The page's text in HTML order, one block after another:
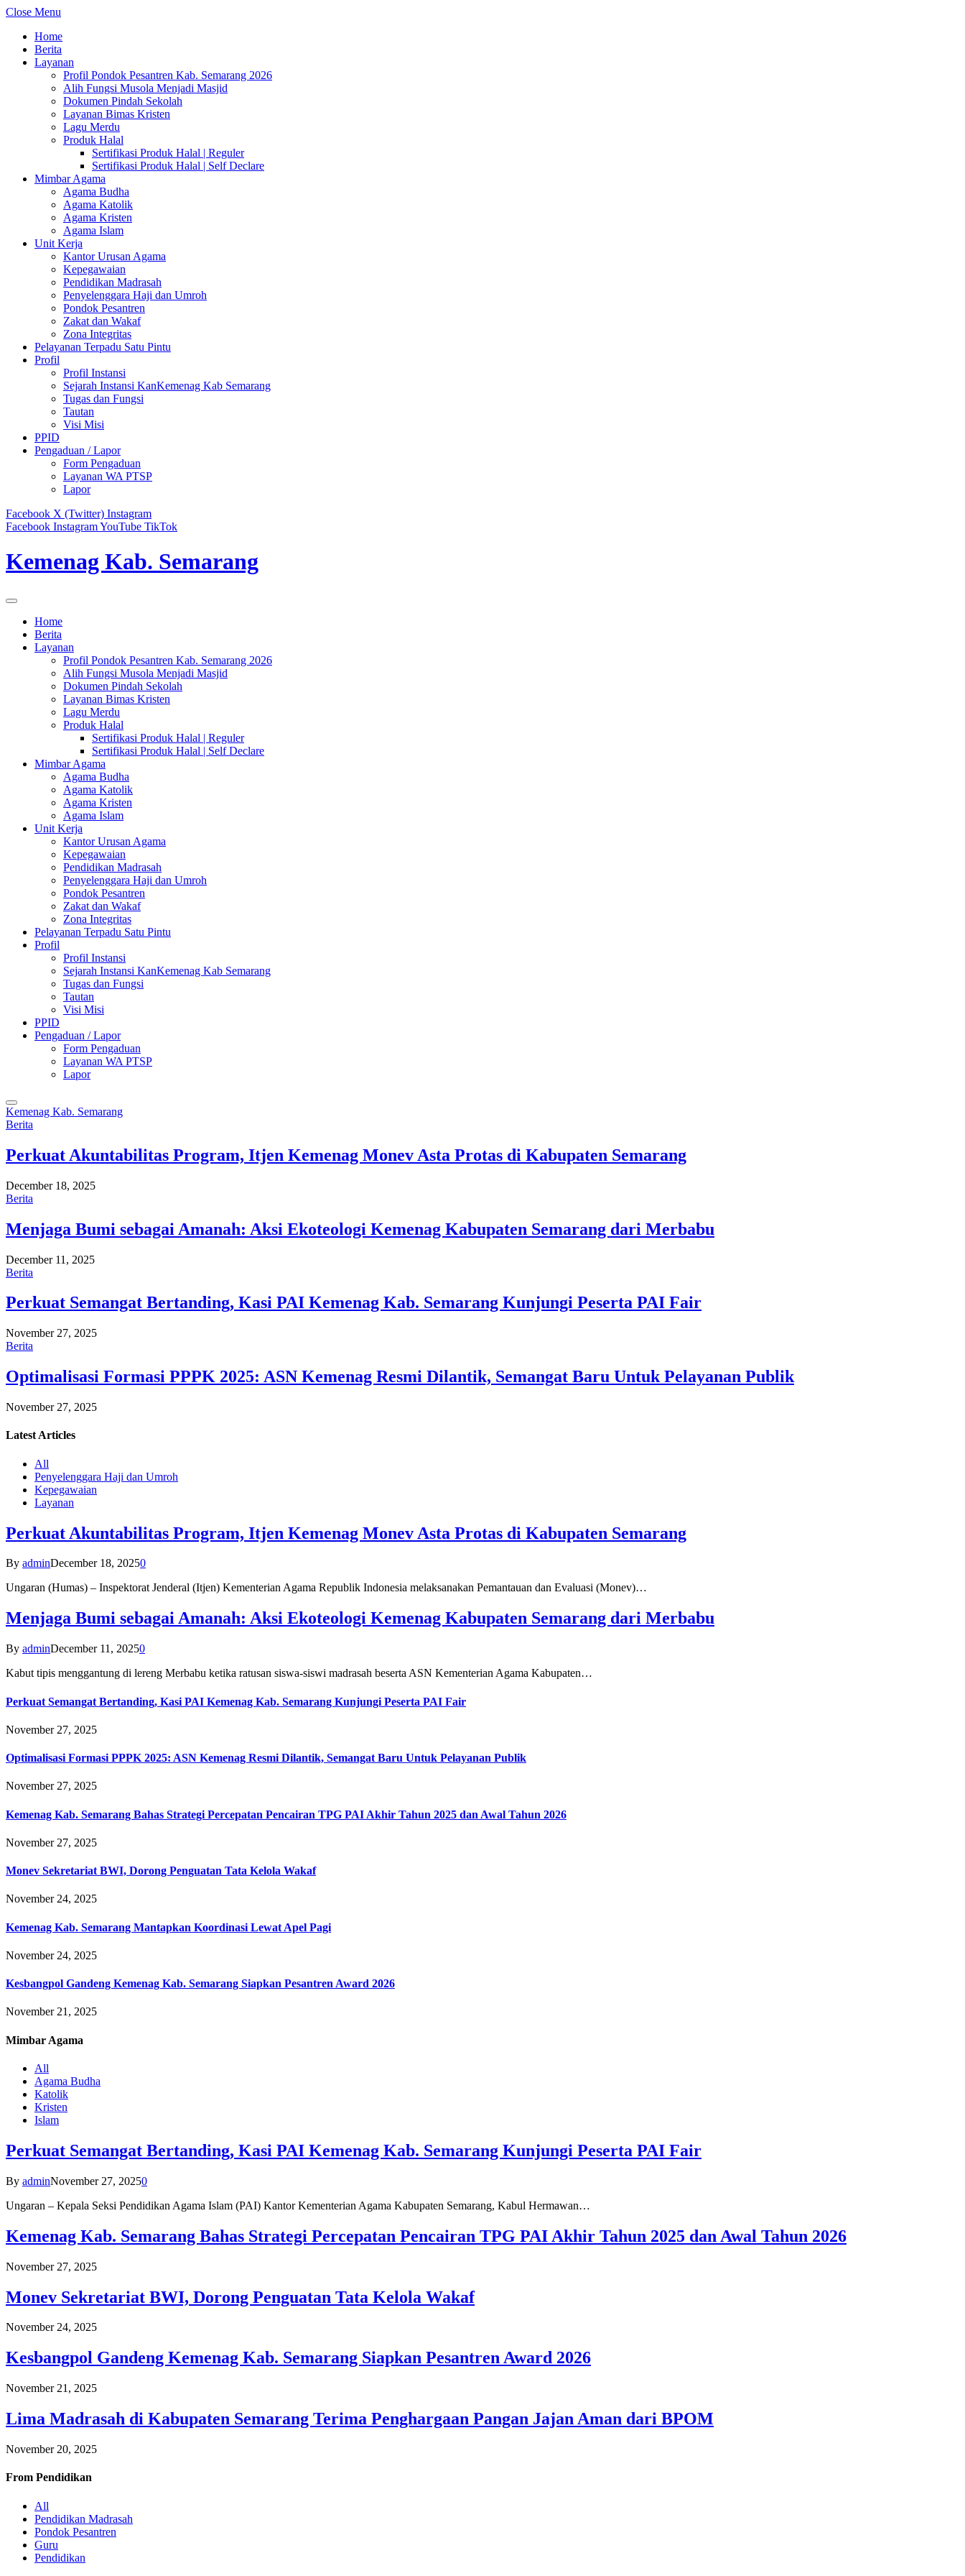
Close Menu
Home
Berita
Layanan
Profil Pondok Pesantren Kab. Semarang 2026
Alih Fungsi Musola Menjadi Masjid
Dokumen Pindah Sekolah
Layanan Bimas Kristen
Lagu Merdu
Produk Halal
Sertifikasi Produk Halal | Reguler
Sertifikasi Produk Halal | Self Declare
Mimbar Agama
Agama Budha
Agama Katolik
Agama Kristen
Agama Islam
Unit Kerja
Kantor Urusan Agama
Kepegawaian
Pendidikan Madrasah
Penyelenggara Haji dan Umroh
Pondok Pesantren
Zakat dan Wakaf
Zona Integritas
Pelayanan Terpadu Satu Pintu
Profil
Profil Instansi
Sejarah Instansi KanKemenag Kab Semarang
Tugas dan Fungsi
Tautan
Visi Misi
PPID
Pengaduan / Lapor
Form Pengaduan
Layanan WA PTSP
Lapor
Facebook X (Twitter) Instagram
Facebook InstagramYouTube TikTok
Kemenag Kab. Semarang
Home
Berita
Layanan
Profil Pondok Pesantren Kab. Semarang 2026
Alih Fungsi Musola Menjadi Masjid
Dokumen Pindah Sekolah
Layanan Bimas Kristen
Lagu Merdu
Produk Halal
Sertifikasi Produk Halal | Reguler
Sertifikasi Produk Halal | Self Declare
Mimbar Agama
Agama Budha
Agama Katolik
Agama Kristen
Agama Islam
Unit Kerja
Kantor Urusan Agama
Kepegawaian
Pendidikan Madrasah
Penyelenggara Haji dan Umroh
Pondok Pesantren
Zakat dan Wakaf
Zona Integritas
Pelayanan Terpadu Satu Pintu
Profil
Profil Instansi
Sejarah Instansi KanKemenag Kab Semarang
Tugas dan Fungsi
Tautan
Visi Misi
PPID
Pengaduan / Lapor
Form Pengaduan
Layanan WA PTSP
Lapor
Kemenag Kab. Semarang
Berita
Perkuat Akuntabilitas Program, Itjen Kemenag Monev Asta Protas di Kabupaten Semarang
December 18, 2025
Berita
Menjaga Bumi sebagai Amanah: Aksi Ekoteologi Kemenag Kabupaten Semarang dari Merbabu
December 11, 2025
Berita
Perkuat Semangat Bertanding, Kasi PAI Kemenag Kab. Semarang Kunjungi Peserta PAI Fair
November 27, 2025
Berita
Optimalisasi Formasi PPPK 2025: ASN Kemenag Resmi Dilantik, Semangat Baru Untuk Pelayanan Publik
November 27, 2025
Latest Articles
All
Penyelenggara Haji dan Umroh
Kepegawaian
Layanan
Perkuat Akuntabilitas Program, Itjen Kemenag Monev Asta Protas di Kabupaten Semarang
By adminDecember 18, 20250
Ungaran (Humas) – Inspektorat Jenderal (Itjen) Kementerian Agama Republik Indonesia melaksanakan Pemantauan dan Evaluasi (Monev)…
Menjaga Bumi sebagai Amanah: Aksi Ekoteologi Kemenag Kabupaten Semarang dari Merbabu
By adminDecember 11, 20250
Kabut tipis menggantung di lereng Merbabu ketika ratusan siswa-siswi madrasah beserta ASN Kementerian Agama Kabupaten…
Perkuat Semangat Bertanding, Kasi PAI Kemenag Kab. Semarang Kunjungi Peserta PAI Fair
November 27, 2025
Optimalisasi Formasi PPPK 2025: ASN Kemenag Resmi Dilantik, Semangat Baru Untuk Pelayanan Publik
November 27, 2025
Kemenag Kab. Semarang Bahas Strategi Percepatan Pencairan TPG PAI Akhir Tahun 2025 dan Awal Tahun 2026
November 27, 2025
Monev Sekretariat BWI, Dorong Penguatan Tata Kelola Wakaf
November 24, 2025
Kemenag Kab. Semarang Mantapkan Koordinasi Lewat Apel Pagi
November 24, 2025
Kesbangpol Gandeng Kemenag Kab. Semarang Siapkan Pesantren Award 2026
November 21, 2025
Mimbar Agama
All
Agama Budha
Katolik
Kristen
Islam
Perkuat Semangat Bertanding, Kasi PAI Kemenag Kab. Semarang Kunjungi Peserta PAI Fair
By adminNovember 27, 20250
Ungaran – Kepala Seksi Pendidikan Agama Islam (PAI) Kantor Kementerian Agama Kabupaten Semarang, Kabul Hermawan…
Kemenag Kab. Semarang Bahas Strategi Percepatan Pencairan TPG PAI Akhir Tahun 2025 dan Awal Tahun 2026
November 27, 2025
Monev Sekretariat BWI, Dorong Penguatan Tata Kelola Wakaf
November 24, 2025
Kesbangpol Gandeng Kemenag Kab. Semarang Siapkan Pesantren Award 2026
November 21, 2025
Lima Madrasah di Kabupaten Semarang Terima Penghargaan Pangan Jajan Aman dari BPOM
November 20, 2025
From Pendidikan
All
Pendidikan Madrasah
Pondok Pesantren
Guru
Pendidikan